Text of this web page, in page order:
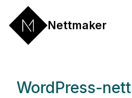
Nettmaker
WordPress-